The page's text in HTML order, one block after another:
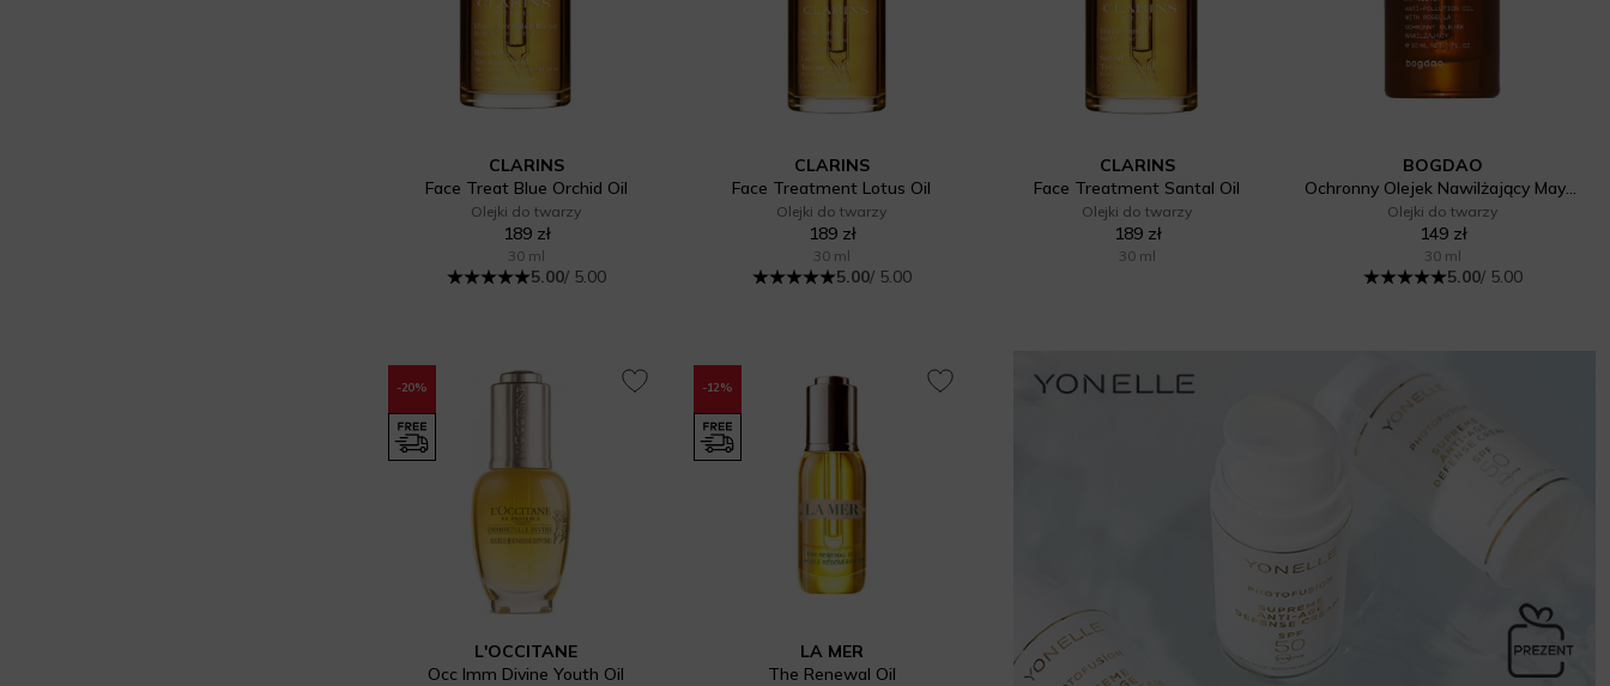
CLARINS
Face Treat Blue Orchid Oil
Olejki do twarzy
189 zł
30 ml
5.00/ 5.00
CLARINS
Face Treatment Lotus Oil
Olejki do twarzy
189 zł
30 ml
5.00/ 5.00
CLARINS
Face Treatment Santal Oil
Olejki do twarzy
189 zł
30 ml
BOGDAO
Ochronny Olejek Nawilżający May Velvet 30ml
Olejki do twarzy
149 zł
30 ml
5.00/ 5.00
-20%
L'OCCITANE
Occ Imm Divine Youth Oil
-12%
LA MER
The Renewal Oil